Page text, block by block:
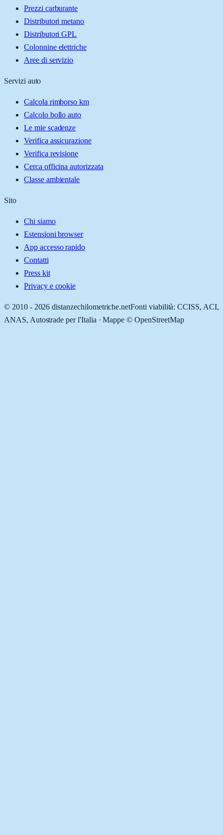
Prezzi carburante
Distributori metano
Distributori GPL
Colonnine elettriche
Aree di servizio
Servizi auto
Calcola rimborso km
Calcolo bollo auto
Le mie scadenze
Verifica assicurazione
Verifica revisione
Cerca officina autorizzata
Classe ambientale
Sito
Chi siamo
Estensioni browser
App accesso rapido
Contatti
Press kit
Privacy e cookie
© 2010 - 2026 distanzechilometriche.netFonti viabilità: CCISS, ACI,
ANAS, Autostrade per l'Italia · Mappe © OpenStreetMap